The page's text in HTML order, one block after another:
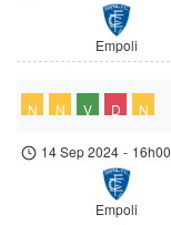
Empoli
N N V D N
14 Sep 2024 - 16h00
Empoli